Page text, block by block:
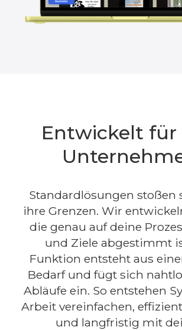
Entwickelt für
Standardlösungen stoßen
ihre Grenzen. Wir
die genau auf deine
und Ziele abgestimmt
Funktion entsteht aus
Bedarf und fügt sich
Abläufe ein. So entstehen
Arbeit vereinfachen,
und langfristig mit